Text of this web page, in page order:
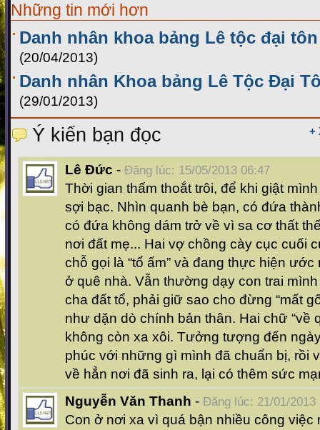
Những tin mới hơn
Danh nhân khoa bảng Lê tộc đại
(20/04/2013)
Danh nhân Khoa bảng Lê Tộc Đại
(29/01/2013)
+
Ý kiến bạn đọc
Lê Đức - Đăng lúc: 15/05/2013 06:47
Thời gian thấm thoắt trôi, để khi giật
sợi bạc. Nhìn quanh bè bạn, có đứa
có đứa không dám trở về vì sa cơ thất
nơi đất mẹ... Hai vợ chồng cày cục cuối
chỗ gọi là “tổ ấm” và đang thực hiện
ở quê nhà. Vẫn thường dạy con trai
cha đất tổ, phải giữ sao cho đừng “mất
như dặn dò chính bản thân. Hai chữ “về
không còn xa xôi. Tưởng tượng đến
phúc với những gì mình đã chuẩn bị, rồi
về hẳn nơi đã sinh ra, lại có thêm sức
Nguyễn Văn Thanh - Đăng lúc: 21/01/2013
Con ở nơi xa vì quá bận nhiều công việc